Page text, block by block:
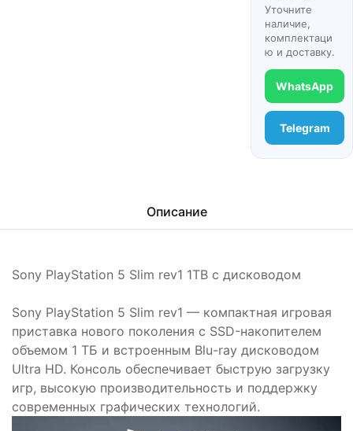
Уточните
наличие,
комплектаци
ю и доставку.
WhatsApp
Telegram
Описание
Sony PlayStation 5 Slim rev1 1TB с дисководом
Sony PlayStation 5 Slim rev1 — компактная игровая
приставка нового поколения с SSD-накопителем
объемом 1 ТБ и встроенным Blu-ray дисководом
Ultra HD. Консоль обеспечивает быструю загрузку
игр, высокую производительность и поддержку
современных графических технологий.